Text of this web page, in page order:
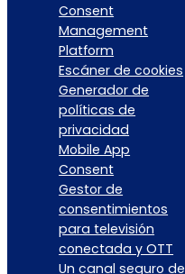
Consent
Management
Platform
Escáner de cookies
Generador de
políticas de
privacidad
Mobile App
Consent
Gestor de
consentimientos
para televisión
conectada y OTT
Un canal seguro de